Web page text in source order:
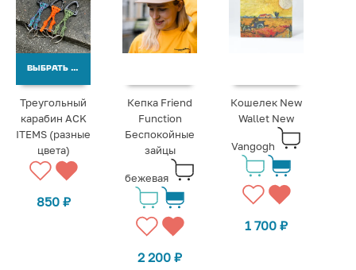
ВЫБРАТЬ ВАРИАНТЫ
Треугольный
карабин ACK
ITEMS (разные
цвета)
850 ₽
Кепка Friend
Function
Беспокойные
зайцы
бежевая
2 200₽
Кошелек New
Wallet New
Vangogh
1 700₽